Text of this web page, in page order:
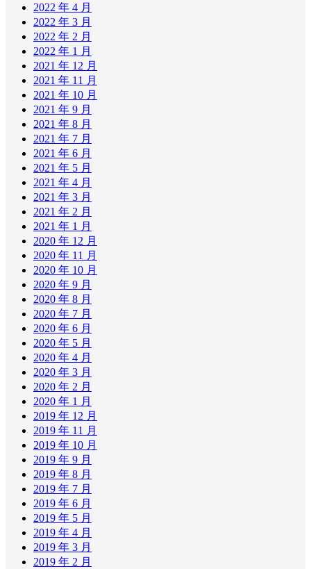
2022 年 4 月
2022 年 3 月
2022 年 2 月
2022 年 1 月
2021 年 12 月
2021 年 11 月
2021 年 10 月
2021 年 9 月
2021 年 8 月
2021 年 7 月
2021 年 6 月
2021 年 5 月
2021 年 4 月
2021 年 3 月
2021 年 2 月
2021 年 1 月
2020 年 12 月
2020 年 11 月
2020 年 10 月
2020 年 9 月
2020 年 8 月
2020 年 7 月
2020 年 6 月
2020 年 5 月
2020 年 4 月
2020 年 3 月
2020 年 2 月
2020 年 1 月
2019 年 12 月
2019 年 11 月
2019 年 10 月
2019 年 9 月
2019 年 8 月
2019 年 7 月
2019 年 6 月
2019 年 5 月
2019 年 4 月
2019 年 3 月
2019 年 2 月